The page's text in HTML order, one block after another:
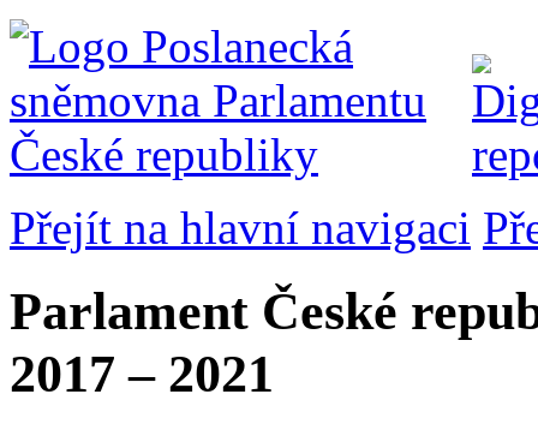
Přejít na hlavní navigaci
Parlament České
2017 – 2021